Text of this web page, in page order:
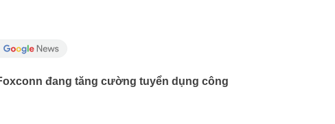
đang tăng cường tuyển dụng công